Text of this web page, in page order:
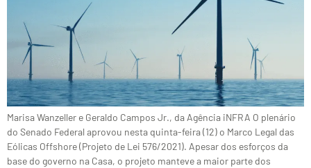
Marisa Wanzeller e Geraldo Campos Jr., da Agência iNFRA O plenário
do Senado Federal aprovou nesta quinta-feira (12) o Marco Legal das
Eólicas Offshore (Projeto de Lei 576/2021). Apesar dos esforços da
base do governo na Casa, o projeto manteve a maior parte dos